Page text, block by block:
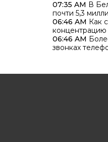
07:35 AM В
почти 5,3
06:46 AM Как
концентрацию
06:46 AM
звонках
бойцов: в